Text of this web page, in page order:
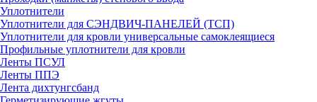
Уплотнители
Уплотнители для СЭНДВИЧ-ПАНЕЛЕЙ (ТСП)
Уплотнители для кровли универсальные самоклеящиеся
Профильные уплотнители для кровли
Ленты ПСУЛ
Ленты ППЭ
Лента дихтунгсбанд